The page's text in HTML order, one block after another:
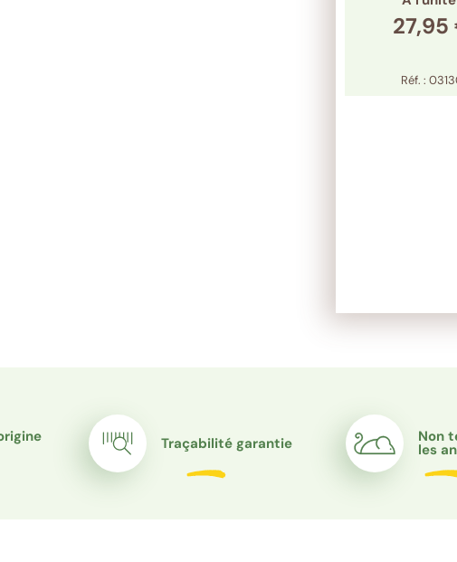
27,95
Réf. :
Traçabilité garantie Non
les